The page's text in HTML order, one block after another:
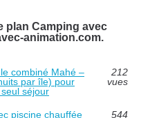
plan Camping avec
animation.com.
combiné Mahé –
par île) pour
séjour
212
vues
piscine chauffée
544